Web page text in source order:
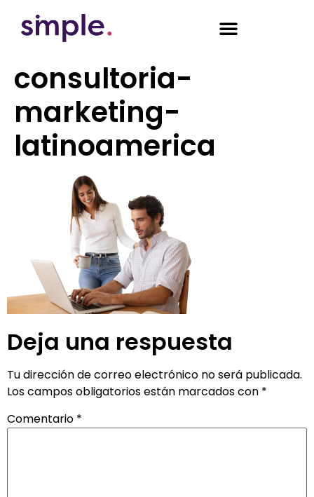
consultoria-
marketing-
latinoamerica
Deja una respuesta
Tu dirección de correo electrónico no será publicada.
Los campos obligatorios están marcados con *
Comentario *